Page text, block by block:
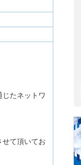
たネットワ
て頂いてお